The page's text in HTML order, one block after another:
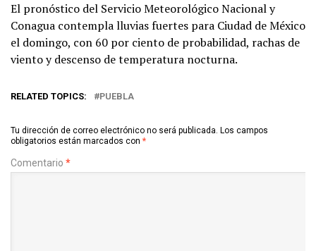
El pronóstico del Servicio Meteorológico Nacional y
Conagua contempla lluvias fuertes para Ciudad de México
el domingo, con 60 por ciento de probabilidad, rachas de
viento y descenso de temperatura nocturna.
RELATED TOPICS: PUEBLA
Tu dirección de correo electrónico no será publicada. Los campos
obligatorios están marcados con *
Comentario *